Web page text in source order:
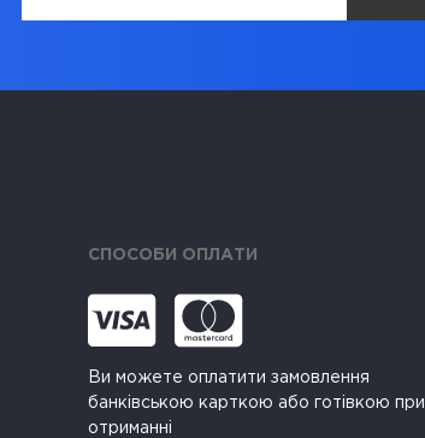
СПОСОБИ ОПЛАТИ
Ви можете оплатити замовлення
банківською карткою або готівкою при
отриманні